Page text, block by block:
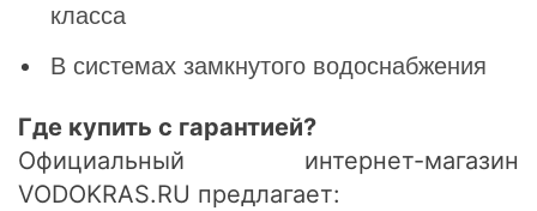
класса
В системах замкнутого водоснабжения
Где купить с гарантией?
Официальный интернет-магазин
VODOKRAS.RU предлагает: